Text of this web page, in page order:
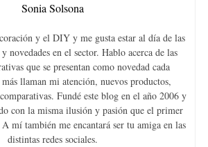
Sonia Solsona
y el DIY y me gusta estar al día de las
novedades en el sector. Hablo acerca de las
que se presentan como novedad cada
llaman mi atención, nuevos productos,
Fundé este blog en el año 2006 y
con la misma ilusión y pasión que el primer
mí también me encantará ser tu amiga en las
distintas redes sociales.